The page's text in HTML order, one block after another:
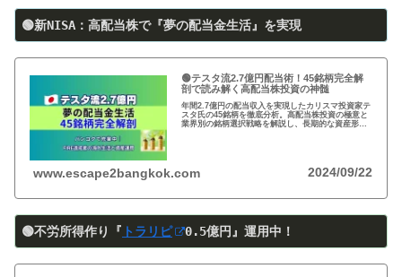
🟢新NISA：高配当株で『夢の配当金生活』を実現
🟢テスタ流2.7億円配当術！45銘柄完全解
剖で読み解く高配当株投資の神髄
年間2.7億円の配当収入を実現したカリスマ投資家テ
スタ氏の45銘柄を徹底分析。高配当株投資の極意と
業界別の銘柄選択戦略を解説し、長期的な資産形成
www.escape2bangkok.com 2024/09/22
🟢不労所得作り『 トラリピ 0.5億円』運用中！